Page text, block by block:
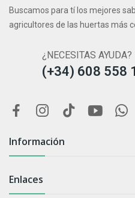
Buscamos para tí los mejores
agricultores de las huertas más
¿NECESITAS AYUDA?
(+34) 608 558
Información
Enlaces